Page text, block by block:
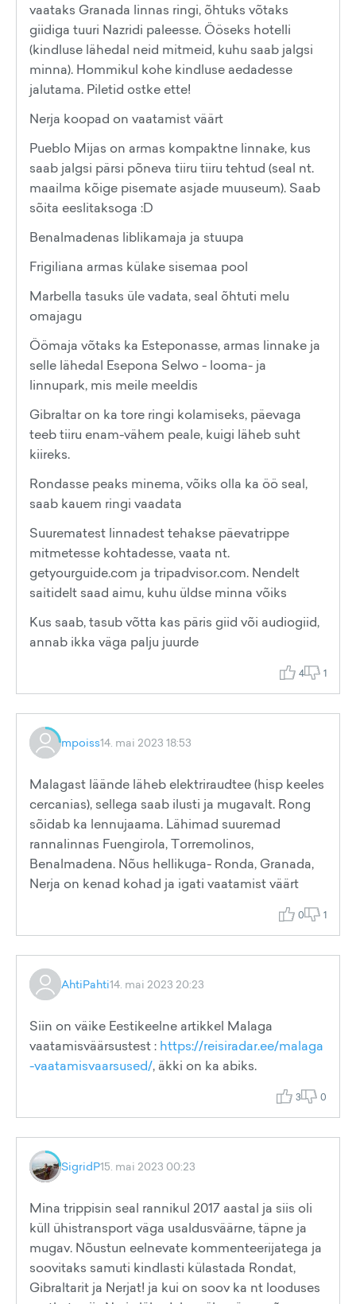
vaataks Granada linnas ringi, õhtuks võtaks
giidiga tuuri Nazridi paleesse. Ööseks hotelli
(kindluse lähedal neid mitmeid, kuhu saab jalgsi
minna). Hommikul kohe kindluse aedadesse
jalutama. Piletid ostke ette!
Nerja koopad on vaatamist väärt
Pueblo Mijas on armas kompaktne linnake, kus
saab jalgsi pärsi põneva tiiru tiiru tehtud (seal nt.
maailma kõige pisemate asjade muuseum). Saab
sõita eeslitaksoga :D
Benalmadenas liblikamaja ja stuupa
Frigiliana armas külake sisemaa pool
Marbella tasuks üle vadata, seal õhtuti melu
omajagu
Öömaja võtaks ka Esteponasse, armas linnake ja
selle lähedal Esepona Selwo - looma- ja
linnupark, mis meile meeldis
Gibraltar on ka tore ringi kolamiseks, päevaga
teeb tiiru enam-vähem peale, kuigi läheb suht
kiireks.
Rondasse peaks minema, võiks olla ka öö seal,
saab kauem ringi vaadata
Suurematest linnadest tehakse päevatrippe
mitmetesse kohtadesse, vaata nt.
getyourguide.com ja tripadvisor.com. Nendelt
saitidelt saad aimu, kuhu üldse minna võiks
Kus saab, tasub võtta kas päris giid või audiogiid,
annab ikka väga palju juurde
4 1
mpoiss14. mai 2023 18:53
Malagast läände läheb elektriraudtee (hisp keeles
cercanias), sellega saab ilusti ja mugavalt. Rong
sõidab ka lennujaama. Lähimad suuremad
rannalinnas Fuengirola, Torremolinos,
Benalmadena. Nõus hellikuga- Ronda, Granada,
Nerja on kenad kohad ja igati vaatamist väärt
0 1
AhtiPahti14. mai 2023 20:23
Siin on väike Eestikeelne artikkel Malaga
vaatamisväärsustest : https://reisiradar.ee/malaga
-vaatamisvaarsused/, äkki on ka abiks.
3 0
SigridP15. mai 2023 00:23
Mina trippisin seal rannikul 2017 aastal ja siis oli
küll ühistransport väga usaldusväärne, täpne ja
mugav. Nõustun eelnevate kommenteerijatega ja
soovitaks samuti kindlasti külastada Rondat,
Gibraltarit ja Nerjat! ja kui on soov ka nt looduses